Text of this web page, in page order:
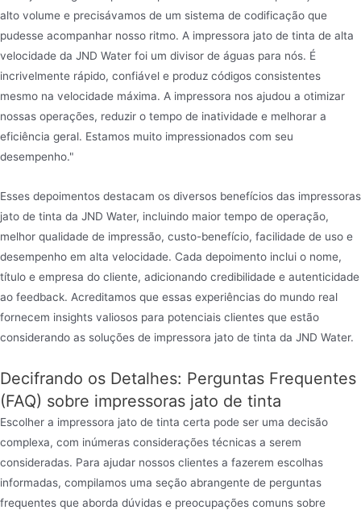
alto volume e precisávamos de um sistema de codificação que
pudesse acompanhar nosso ritmo. A impressora jato de tinta de alta
velocidade da JND Water foi um divisor de águas para nós. É
incrivelmente rápido, confiável e produz códigos consistentes
mesmo na velocidade máxima. A impressora nos ajudou a otimizar
nossas operações, reduzir o tempo de inatividade e melhorar a
eficiência geral. Estamos muito impressionados com seu
desempenho."
Esses depoimentos destacam os diversos benefícios das impressoras
jato de tinta da JND Water, incluindo maior tempo de operação,
melhor qualidade de impressão, custo-benefício, facilidade de uso e
desempenho em alta velocidade. Cada depoimento inclui o nome,
título e empresa do cliente, adicionando credibilidade e autenticidade
ao feedback. Acreditamos que essas experiências do mundo real
fornecem insights valiosos para potenciais clientes que estão
considerando as soluções de impressora jato de tinta da JND Water.
Decifrando os Detalhes: Perguntas Frequentes
(FAQ) sobre impressoras jato de tinta
Escolher a impressora jato de tinta certa pode ser uma decisão
complexa, com inúmeras considerações técnicas a serem
consideradas. Para ajudar nossos clientes a fazerem escolhas
informadas, compilamos uma seção abrangente de perguntas
frequentes que aborda dúvidas e preocupações comuns sobre